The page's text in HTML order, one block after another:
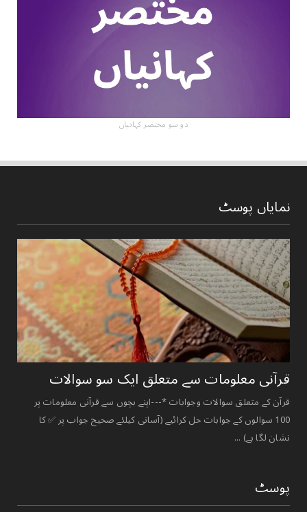
دو سو مختصر کہانیاں
نمایاں پوسٹ
قرآنی ‏معلومات ‏سے ‏متعلق ‏ایک ‏سو ‏سوالات ‏
قرآن کے متعلق سوالات وجوابات *---اپنے بچوں سے قرآنی معلومات پر
100 سوالوں کے جوابات حل کرائیے (آسانی کیلئے صحیح جواب پر ✅ کا
نشان لگا ہے) ...
پوسٹ